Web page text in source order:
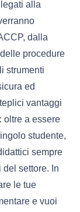
alla
dalla
procedure
strumenti
ed
vantaggi
oltre a essere
studente,
sempre
settore. In
le tue
e vuoi